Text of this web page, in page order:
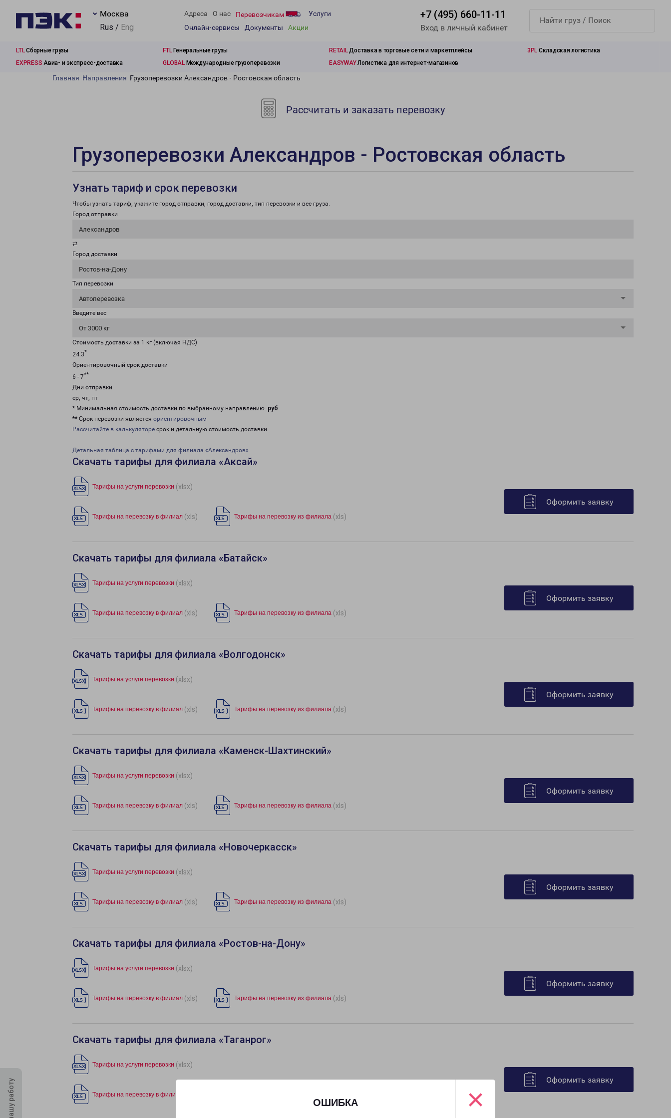
ОШИБКА ×
Москва
Rus / Eng
Адреса О нас Перевозчикам
Услуги
Онлайн-сервисы
Документы Акции
+7 (495) 660-11-11
Вход в личный кабинет
LTLСборные грузы FTLГенеральные грузы RETAILДоставка в торговые сети и маркетплейсы 3PL Складская логистика
EXPRESS Авиа- и экспресс-доставка GLOBALМеждународные грузоперевозки EASYWAYЛогистика для интернет-магазинов
Главная Направления Грузоперевозки Александров - Ростовская область
Рассчитать и заказать перевозку
Грузоперевозки Александров - Ростовская область
Узнать тариф и срок перевозки
Чтобы узнать тариф, укажите город отправки, город доставки, тип перевозки и вес груза.
Город отправки
Александров
⇄
Город доставки
Ростов-на-Дону
Тип перевозки
Автоперевозка
Введите вес
От 3000 кг
Стоимость доставки за 1 кг (включая НДС)
24.3*
Ориентировочный срок доставки
6 - 7**
Дни отправки
ср, чт, пт
* Минимальная стоимость доставки по выбранному направлению: руб.
** Срок перевозки является ориентировочным
Рассчитайте в калькуляторе срок и детальную стоимость доставки.
Детальная таблица с тарифами для филиала «Александров»
Скачать тарифы для филиала «Аксай»
Тарифы на услуги перевозки (xlsx)
Тарифы на перевозку в филиал (xls) Тарифы на перевозку из филиала (xls)
Оформить заявку
Скачать тарифы для филиала «Батайск»
Тарифы на услуги перевозки (xlsx)
Тарифы на перевозку в филиал (xls) Тарифы на перевозку из филиала (xls)
Оформить заявку
Скачать тарифы для филиала «Волгодонск»
Тарифы на услуги перевозки (xlsx)
Тарифы на перевозку в филиал (xls) Тарифы на перевозку из филиала (xls)
Оформить заявку
Скачать тарифы для филиала «Каменск-Шахтинский»
Тарифы на услуги перевозки (xlsx)
Тарифы на перевозку в филиал (xls) Тарифы на перевозку из филиала (xls)
Оформить заявку
Скачать тарифы для филиала «Новочеркасск»
Тарифы на услуги перевозки (xlsx)
Тарифы на перевозку в филиал (xls) Тарифы на перевозку из филиала (xls)
Оформить заявку
Скачать тарифы для филиала «Ростов-на-Дону»
Тарифы на услуги перевозки (xlsx)
Тарифы на перевозку в филиал (xls) Тарифы на перевозку из филиала (xls)
Оформить заявку
Скачать тарифы для филиала «Таганрог»
Тарифы на услуги перевозки (xlsx)
Тарифы на перевозку в филиал
Оформить заявку